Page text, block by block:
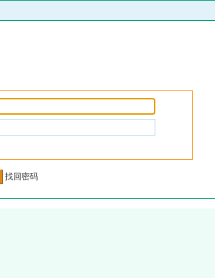
找回密码